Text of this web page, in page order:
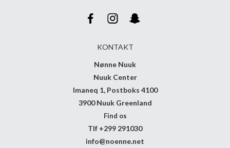
KONTAKT
Nønne Nuuk
Nuuk Center
Imaneq 1, Postboks 4100
3900 Nuuk Greenland
Find os
Tlf +299 291030
info@noenne.net